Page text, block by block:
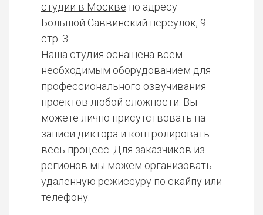
студии в Москве по адресу
Большой Саввинский переулок, 9
стр. 3.
Наша студия оснащена всем
необходимым оборудованием для
профессионального озвучивания
проектов любой сложности. Вы
можете лично присутствовать на
записи диктора и контролировать
весь процесс. Для заказчиков из
регионов мы можем организовать
удаленную режиссуру по скайпу или
телефону.